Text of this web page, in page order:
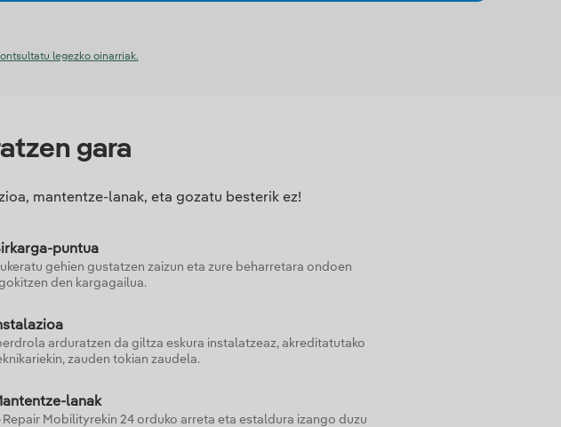
legezko oinarriak.
gara
mantentze-lanak, eta gozatu besterik ez!
puntua
gehien gustatzen zaizun eta zure beharretara ondoen
den kargagailua.
arduratzen da giltza eskura instalatzeaz, akreditatutako
zauden tokian zaudela.
lanak
Mobilityrekin 24 orduko arreta eta estaldura izango duzu